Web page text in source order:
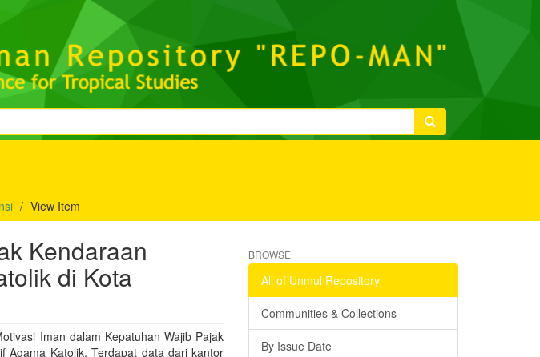
View Item
Kendaraan
di Kota
Iman dalam Kepatuhan Wajib Pajak
Agama Katolik. Terdapat data dari kantor
BROWSE
All of Unmul Repository
Communities & Collections
By Issue Date